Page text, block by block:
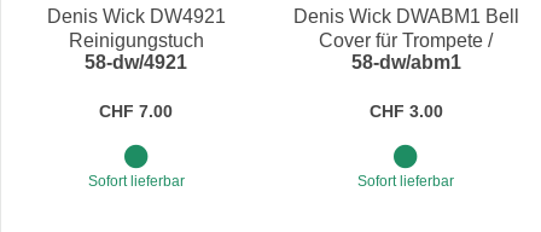
Denis Wick DW4921
Reinigungstuch
58-dw/4921
CHF 7.00
Sofort lieferbar
Denis Wick DWABM1 Bell
Cover für Trompete /
Cornet
58-dw/abm1
CHF 3.00
Sofort lieferbar